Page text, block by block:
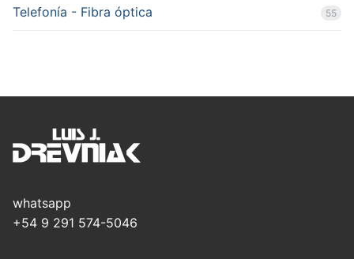
Telefonía - Fibra óptica 55
whatsapp
+54 9 291 574-5046